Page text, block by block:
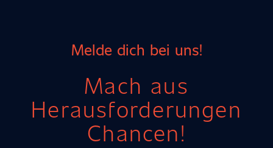
Melde dich bei uns!
Mach aus
Herausforderungen
Chancen!